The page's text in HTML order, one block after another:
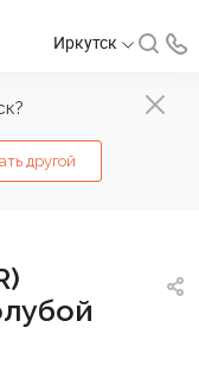
другой
Иркутск